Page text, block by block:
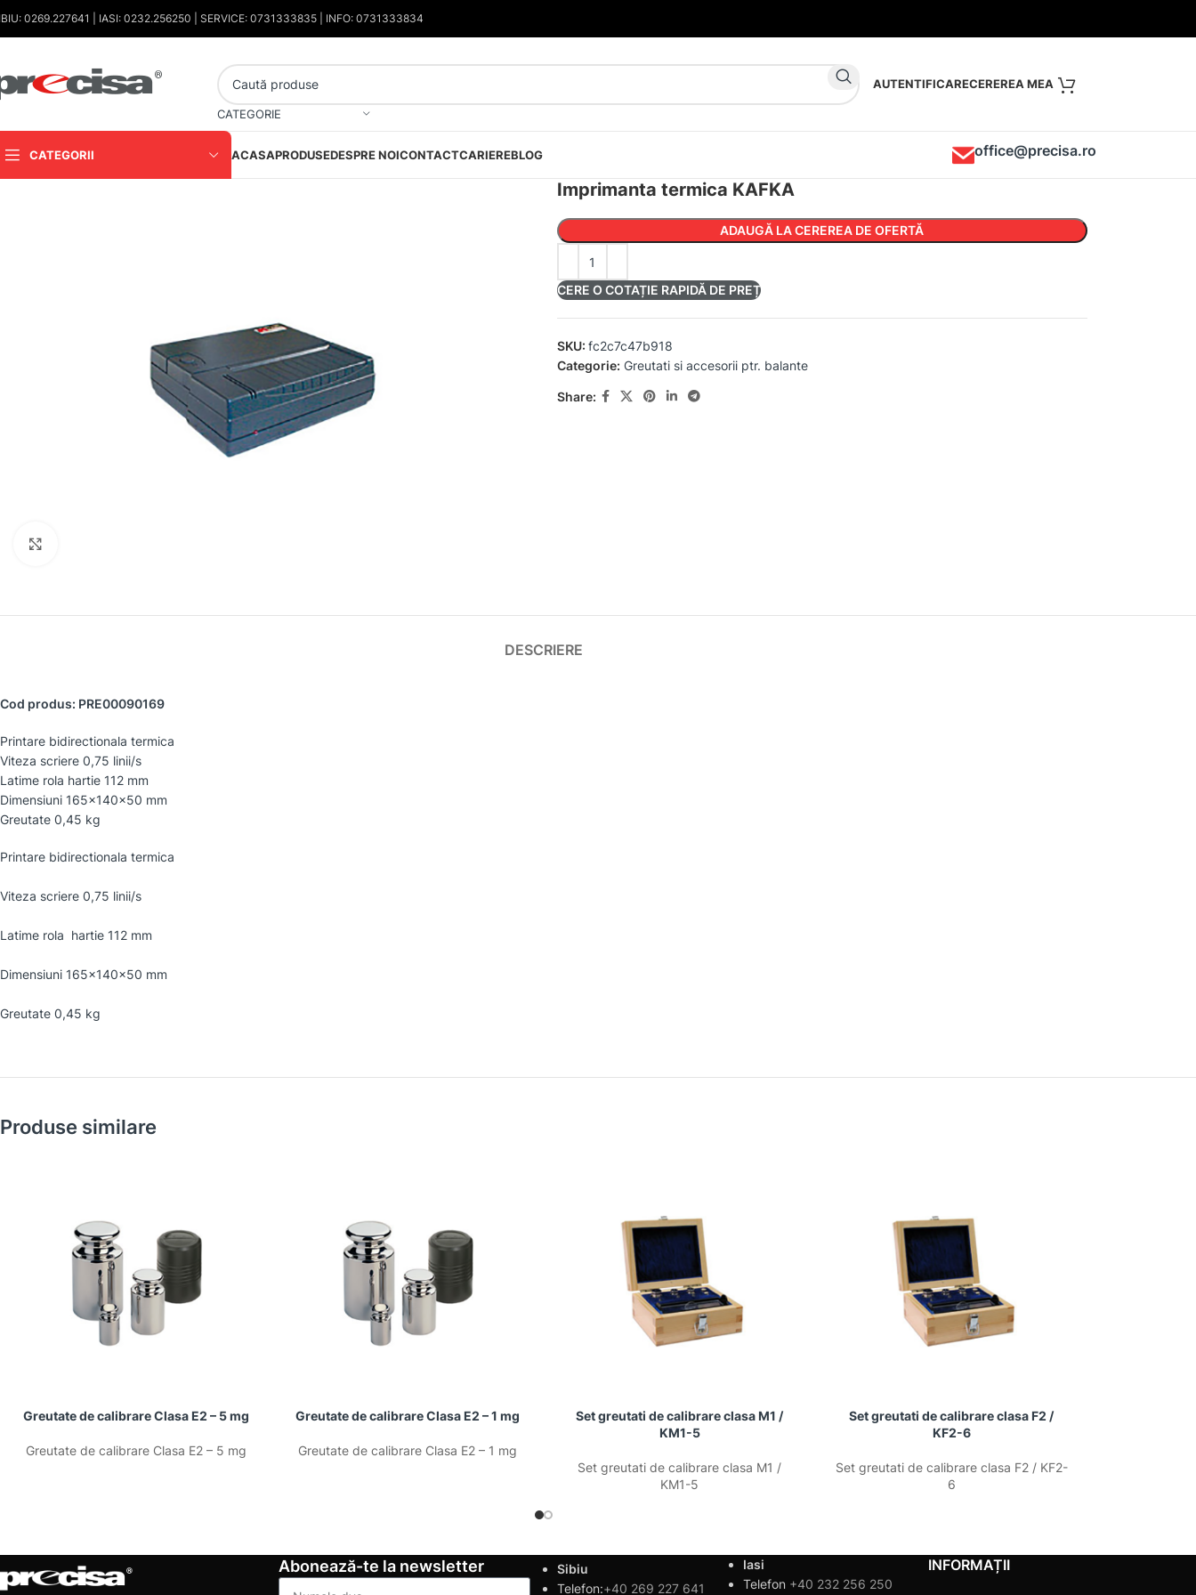
0269.227641 | IASI: 0232.256250 | SERVICE: 0731333835 | INFO: 0731333834
CATEGORIE
AUTENTIFICARE
CATEGORII ACASAPRODUSEDESPRE NOICONTACTCARIEREBLOG office@precisa.ro
Imprimanta termica KAFKA
ADAUGĂ LA CEREREA DE OFERTĂ
CERE O COTAȚIE RAPIDĂ DE PREȚ
SKU: fc2c7c47b918
Categorie: Greutati si accesorii ptr. balante
Share:
DESCRIERE
Cod produs: PRE00090169
Printare bidirectionala termica
Viteza scriere 0,75 linii/s
Latime rola hartie 112 mm
Dimensiuni 165x140x50 mm
Greutate 0,45 kg
Printare bidirectionala termica
Viteza scriere 0,75 linii/s
Latime rola hartie 112 mm
Dimensiuni 165x140x50 mm
Greutate 0,45 kg
Produse similare
Greutate de calibrare Clasa E2 – 5 mg
Greutate de calibrare Clasa E2 – 5 mg
Greutate de calibrare Clasa E2 – 1 mg
Greutate de calibrare Clasa E2 – 1 mg
Set greutati de calibrare clasa M1 /
KM1-5
Set greutati de calibrare clasa M1 /
KM1-5
Set greutati de calibrare clasa F2 /
KF2-6
Set greutati de calibrare clasa F2 / KF2-
6
Abonează-te la newsletter
Sibiu
Telefon:+40 269 227 641
Iasi
Telefon +40 232 256 250
INFORMAȚII